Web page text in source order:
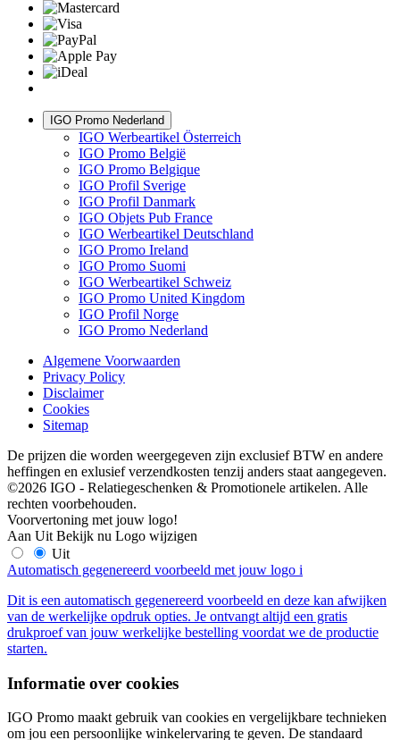
IGO Promo Nederland
IGO Werbeartikel Österreich
IGO Promo België
IGO Promo Belgique
IGO Profil Sverige
IGO Profil Danmark
IGO Objets Pub France
IGO Werbeartikel Deutschland
IGO Promo Ireland
IGO Promo Suomi
IGO Werbeartikel Schweiz
IGO Promo United Kingdom
IGO Profil Norge
IGO Promo Nederland
Algemene Voorwaarden
Privacy Policy
Disclaimer
Cookies
Sitemap
De prijzen die worden weergegeven zijn exclusief BTW en andere
heffingen en exlusief verzendkosten tenzij anders staat aangegeven.
©2026 IGO - Relatiegeschenken & Promotionele artikelen. Alle
rechten voorbehouden.
Voorvertoning met jouw logo!
Aan Uit Bekijk nu Logo wijzigen
Uit
Automatisch gegenereerd voorbeeld met jouw logo i
Dit is een automatisch gegenereerd voorbeeld en deze kan afwijken
van de werkelijke opdruk opties. Je ontvangt altijd een gratis
drukproef van jouw werkelijke bestelling voordat we de productie
starten.
Informatie over cookies
IGO Promo maakt gebruik van cookies en vergelijkbare technieken
om jou een persoonlijke winkelervaring te geven. De standaard